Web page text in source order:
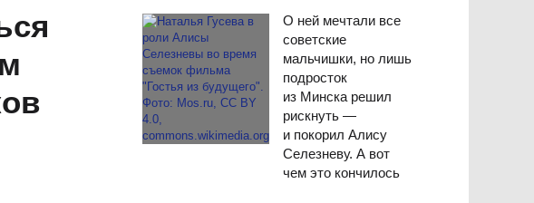
О ней мечтали все
советские
мальчишки, но лишь
подросток
из Минска решил
рискнуть —
и покорил Алису
Селезневу. А вот
чем это кончилось